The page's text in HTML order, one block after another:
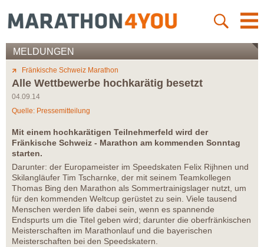
MELDUNGEN
Fränkische Schweiz Marathon
Alle Wettbewerbe hochkarätig besetzt
04.09.14
Quelle: Pressemitteilung
Mit einem hochkarätigen Teilnehmerfeld wird der
Fränkische Schweiz - Marathon am kommenden Sonntag
starten.
Darunter: der Europameister im Speedskaten Felix Rijhnen und
Skilangläufer Tim Tscharnke, der mit seinem Teamkollegen
Thomas Bing den Marathon als Sommertrainigslager nutzt, um
für den kommenden Weltcup gerüstet zu sein. Viele tausend
Menschen werden life dabei sein, wenn es spannende
Endspurts um die Titel geben wird; darunter die oberfränkischen
Meisterschaften im Marathonlauf und die bayerischen
Meisterschaften bei den Speedskatern.